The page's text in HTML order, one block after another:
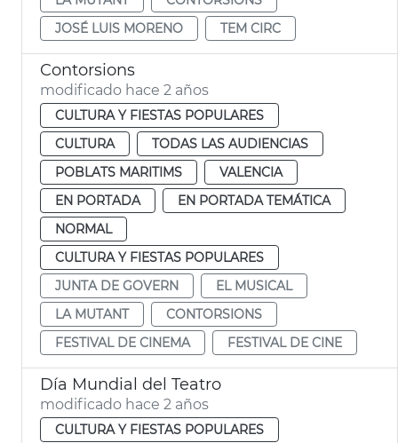
JOSÉ LUIS MORENO
TEM CIRC
Contorsions
modificado hace 2 años
CULTURA Y FIESTAS POPULARES
CULTURA
TODAS LAS AUDIENCIAS
POBLATS MARITIMS
VALENCIA
EN PORTADA
EN PORTADA TEMÁTICA
NORMAL
CULTURA Y FIESTAS POPULARES
JUNTA DE GOVERN
EL MUSICAL
LA MUTANT
CONTORSIONS
FESTIVAL DE CINEMA
FESTIVAL DE CINE
Día Mundial del Teatro
modificado hace 2 años
CULTURA Y FIESTAS POPULARES